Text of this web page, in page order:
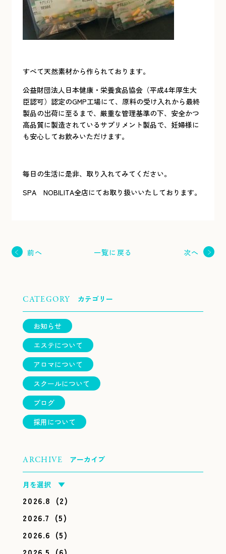
すべて天然素材から作られております。
公益財団法人日本健康・栄養食品協会（平成4年厚生大
臣認可）認定のGMP工場にて、原料の受け入れから最終
製品の出荷に至るまで、厳重な管理基準の下、安全かつ
高品質に製造されているサプリメント製品で、妊婦様に
も安心してお飲みいただけます。
毎日の生活に是非、取り入れてみてください。
SPA NOBILITA全店にてお取り扱いいたしております。
前へ 一覧に戻る 次へ
CATEGORY カテゴリー
お知らせ
エステについて
アロマについて
スクールについて
ブログ
採用について
ARCHIVE アーカイブ
月を選択 ▼
2026.8 (2)
2026.7 (5)
2026.6 (5)